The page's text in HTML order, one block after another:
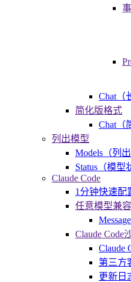
Chat（
简化版格式
Chat（
列出模型
Models（列出
Status（模型
Claude Code
1分钟快速配
任意模型兼
Claude Code
Claude
第三方
更新日